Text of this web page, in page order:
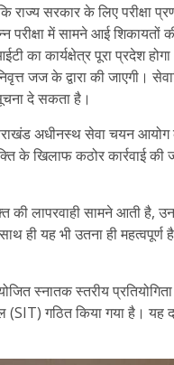
राज्य सरकार के लिए परीक्षा
परीक्षा में सामने आई
का कार्यक्षेत्र पूरा प्रदेश
जज के द्वारा की जाएगी।
दे सकता है।
अधीनस्थ सेवा चयन
के खिलाफ कठोर कार्रवाई
की लापरवाही सामने आती है,
ही यह भी उतना ही महत्वपूर्ण
स्नातक स्तरीय
(SIT) गठित किया गया है।